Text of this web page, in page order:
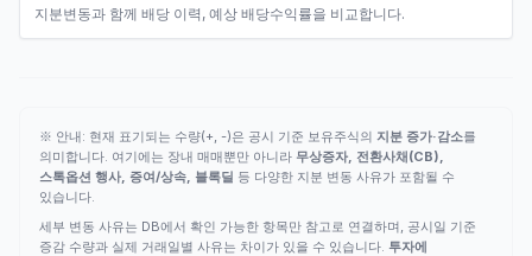
지분변동과 함께 배당 이력, 예상 배당수익률을 비교합니다.
※ 안내: 현재 표기되는 수량(+, -)은 공시 기준 보유주식의 지분 증가·감소를
의미합니다. 여기에는 장내 매매뿐만 아니라 무상증자, 전환사채(CB),
스톡옵션 행사, 증여/상속, 블록딜 등 다양한 지분 변동 사유가 포함될 수
있습니다.
세부 변동 사유는 DB에서 확인 가능한 항목만 참고로 연결하며, 공시일 기준
증감 수량과 실제 거래일별 사유는 차이가 있을 수 있습니다. 투자에